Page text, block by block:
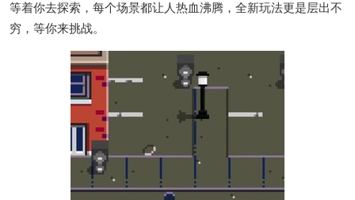
等着你去探索，每个场景都让人热血沸腾，全新玩法更是层出不
穷，等你来挑战。